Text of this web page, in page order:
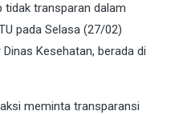
tidak transparan dalam
pada Selasa (27/02)
Kesehatan, berada di
meminta transparansi